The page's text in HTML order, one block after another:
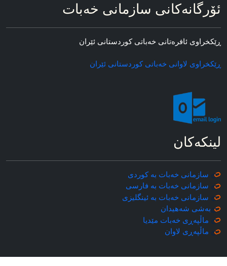
ئۆرگانه‌کانی سازمانی خه‌بات
ڕێکخراوی ئافره‌تانی خه‌باتی کوردستانی ئێران
ڕێکخراوی لاوانی خه‌باتی کوردستانی ئێران
لینکه‌کان
سازمانی خه‌بات به کوردی
سازمانی خه‌بات به فارسی
سازمانی خه‌بات به ئینگلیزی
به‌شی شه‌هیدان
ماڵپه‌ڕی خه‌بات مێدیا
ماڵپه‌ڕی لاوان